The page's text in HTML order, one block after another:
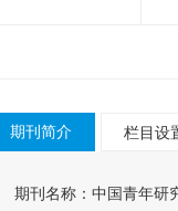
期刊简介 栏目设
期刊名称： 中国青年研